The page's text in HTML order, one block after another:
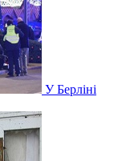
У Берліні